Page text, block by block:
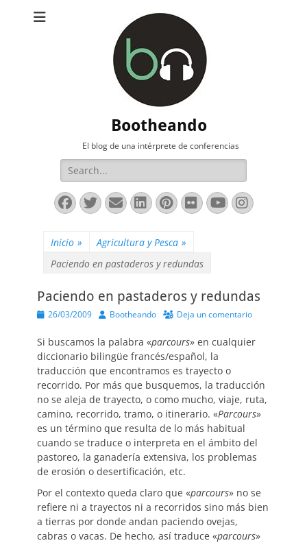
Bootheando
El blog de una intérprete de conferencias
Buscar:
Facebook
Twitter
Correo
electrónico
LinkedIn
Pinterest
FlickrYouTube
Inicio » Agricultura y Pesca »
Paciendo en pastaderos y redundas
Paciendo en pastaderos y redundas
Publicado
26/03/2009 AutorBootheando Deja un comentario
Si buscamos la palabra «parcours» en cualquier
diccionario bilingüe francés/español, la
traducción que encontramos es trayecto o
recorrido. Por más que busquemos, la traducción
no se aleja de trayecto, o como mucho, viaje, ruta,
camino, recorrido, tramo, o itinerario. «Parcours»
es un término que resulta de lo más habitual
cuando se traduce o interpreta en el ámbito del
pastoreo, la ganadería extensiva, los problemas
de erosión o desertificación, etc.
Por el contexto queda claro que «parcours» no se
refiere ni a trayectos ni a recorridos sino más bien
a tierras por donde andan paciendo ovejas,
cabras o vacas. De hecho, así traduce «parcours»